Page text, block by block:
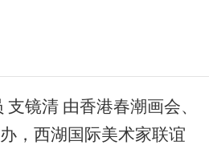
镜清 由香港春潮画会、
，西湖国际美术家联谊